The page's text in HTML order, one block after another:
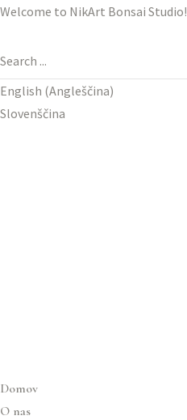
Welcome to NikArt Bonsai Studio!
English (Angleščina)
Slovenščina
Domov
O nas